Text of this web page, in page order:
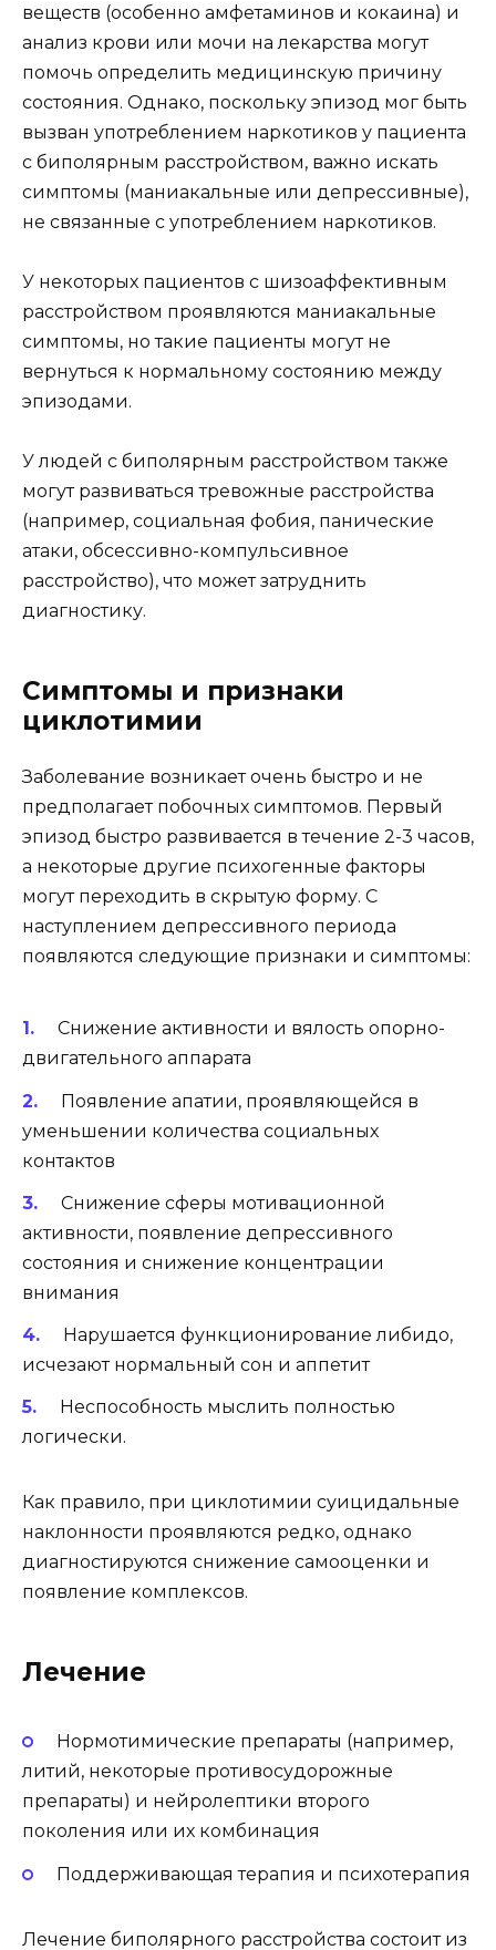
веществ (особенно амфетаминов и кокаина) и
анализ крови или мочи на лекарства могут
помочь определить медицинскую причину
состояния. Однако, поскольку эпизод мог быть
вызван употреблением наркотиков у пациента
с биполярным расстройством, важно искать
симптомы (маниакальные или депрессивные),
не связанные с употреблением наркотиков.
У некоторых пациентов с шизоаффективным
расстройством проявляются маниакальные
симптомы, но такие пациенты могут не
вернуться к нормальному состоянию между
эпизодами.
У людей с биполярным расстройством также
могут развиваться тревожные расстройства
(например, социальная фобия, панические
атаки, обсессивно-компульсивное
расстройство), что может затруднить
диагностику.
Симптомы и признаки
циклотимии
Заболевание возникает очень быстро и не
предполагает побочных симптомов. Первый
эпизод быстро развивается в течение 2-3 часов,
а некоторые другие психогенные факторы
могут переходить в скрытую форму. С
наступлением депрессивного периода
появляются следующие признаки и симптомы:
Снижение активности и вялость опорно-
двигательного аппарата
Появление апатии, проявляющейся в
уменьшении количества социальных
контактов
Снижение сферы мотивационной
активности, появление депрессивного
состояния и снижение концентрации
внимания
Нарушается функционирование либидо,
исчезают нормальный сон и аппетит
Неспособность мыслить полностью
логически.
Как правило, при циклотимии суицидальные
наклонности проявляются редко, однако
диагностируются снижение самооценки и
появление комплексов.
Лечение
Нормотимические препараты (например,
литий, некоторые противосудорожные
препараты) и нейролептики второго
поколения или их комбинация
Поддерживающая терапия и психотерапия
Лечение биполярного расстройства состоит из